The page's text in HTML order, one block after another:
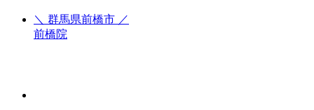
＼ 群馬県前橋市 ／
前橋院